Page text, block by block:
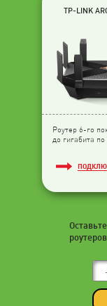
TP-LINK
Роутер 6-го
до гигабита